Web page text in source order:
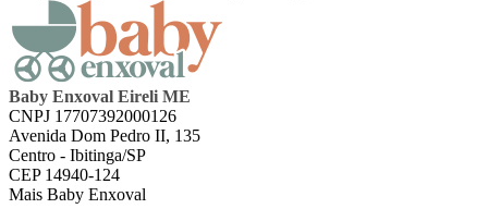
Baby Enxoval Eireli ME
CNPJ 17707392000126
Avenida Dom Pedro II, 135
Centro - Ibitinga/SP
CEP 14940-124
Mais Baby Enxoval